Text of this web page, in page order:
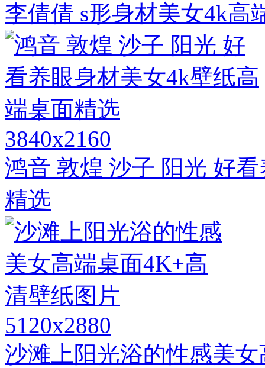
李倩倩 s形身材美女4k高
3840x2160
鸿音 敦煌 沙子 阳光 好
精选
5120x2880
沙滩上阳光浴的性感美